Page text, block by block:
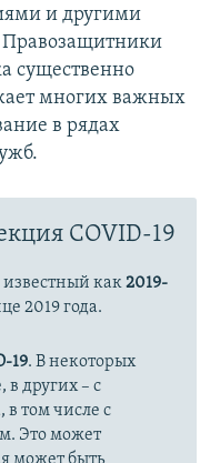
и другими
существенно
многих важных
в рядах
COVID-19
известный как2019-
2019 года.
19. В некоторых
в других – с
том числе с
Это может